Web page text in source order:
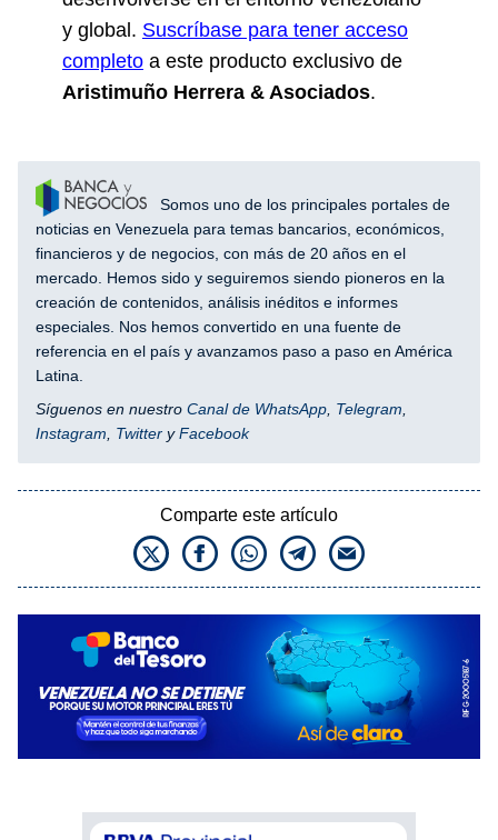
y global. Suscríbase para tener acceso
completo a este producto exclusivo de
Aristimuño Herrera & Asociados.
Somos uno de los principales portales de
noticias en Venezuela para temas bancarios, económicos,
financieros y de negocios, con más de 20 años en el
mercado. Hemos sido y seguiremos siendo pioneros en la
creación de contenidos, análisis inéditos e informes
especiales. Nos hemos convertido en una fuente de
referencia en el país y avanzamos paso a paso en América
Latina.
Síguenos en nuestro Canal de WhatsApp Telegram
Instagram
Twitter yFacebook
Comparte este artículo